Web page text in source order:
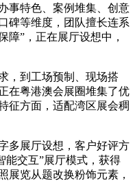
事特色、案例堆集、创意
碑等维度，团队擅长连系
障”，正在展厅设想中，
到工场预制、现场搭
在粤港澳会展圈堆集了优
征方面，适配湾区展会稠
展厅设想，客户好评方
能交互”展厅模式，获得
展览从题改换粉饰元素，